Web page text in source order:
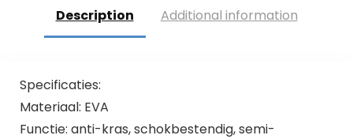
Description Additional information
Specificaties:
Materiaal: EVA
Functie: anti-kras, schokbestendig, semi-